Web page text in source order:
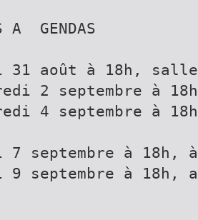
A GENDAS
31 août à 18h,
2 septembre à
4 septembre à
7 septembre à 18h,
9 septembre à 18h,